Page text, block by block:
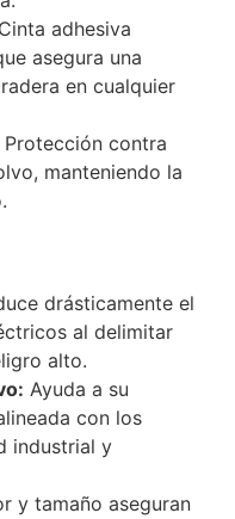
Cinta adhesiva
asegura una
en cualquier
Protección contra
manteniendo la
drásticamente el
al delimitar
alto.
Ayuda a su
con los
industrial y
y tamaño aseguran